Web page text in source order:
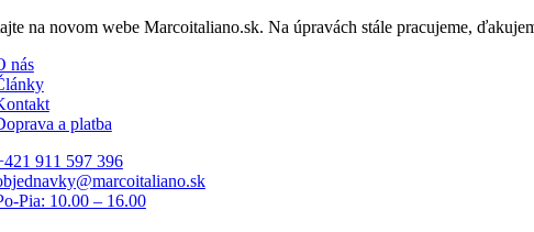
Skip
content
na novom webe Marcoitaliano.sk. Na úpravách stále pracujeme,
nás
a platba
911 597 396
Pia: 10.00 – 16.00